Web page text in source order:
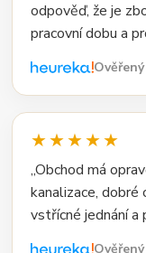
odpověď, že je
pracovní dobu a
★★★★★
„Obchod má
kanalizace, dobré
vstřícné jednání a